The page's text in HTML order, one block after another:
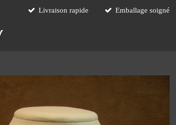
Livraison rapide Emballage soigné